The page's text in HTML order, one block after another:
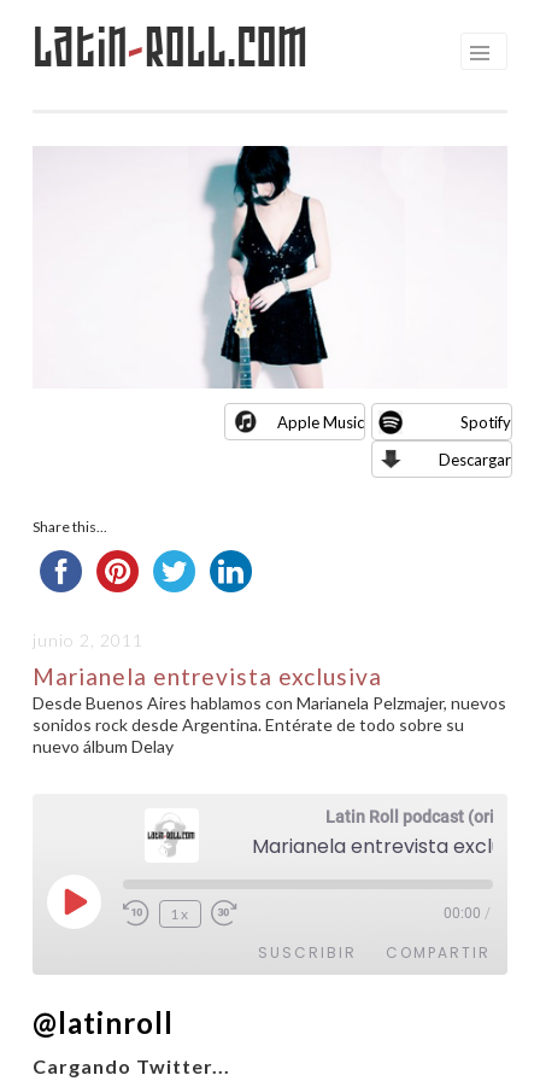
Saltar
Latin-Roll.com
Apple Music
Spotify
Descargar
Share this...
junio 2, 2011
Marianela entrevista exclusiva
Desde Buenos Aires hablamos con Marianela Pelzmajer, nuevos
sonidos rock desde Argentina. Entérate de todo sobre su
nuevo álbum Delay
Latin Roll podcast (original)
Marianela entrevista exclusiva
Reproducir
episodio
1x 00:00 /
SUSCRIBIR COMPARTIR
FEED RSS
COMPARTIR
ENLACE
@latinroll
Cargando Twitter...